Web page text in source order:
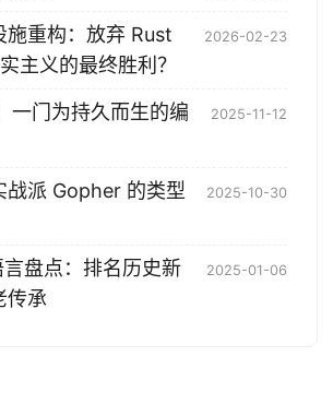
施重构：放弃 Rust
主义的最终胜利？
2026-02-23
一门为持久而生的编
2025-11-12
战派 Gopher 的类型
2025-10-30
盘点：排名历史新
传承
2025-01-06